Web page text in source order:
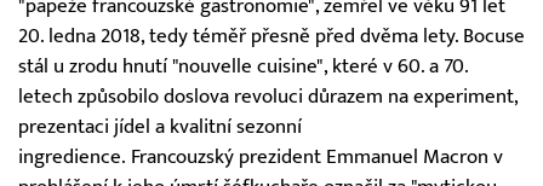
"papeže francouzské gastronomie", zemřel ve věku 91 let
20. ledna 2018, tedy téměř přesně před dvěma lety. Bocuse
stál u zrodu hnutí "nouvelle cuisine", které v 60. a 70.
letech způsobilo doslova revoluci důrazem na experiment,
prezentaci jídel a kvalitní sezonní
ingredience. Francouzský prezident Emmanuel Macron v